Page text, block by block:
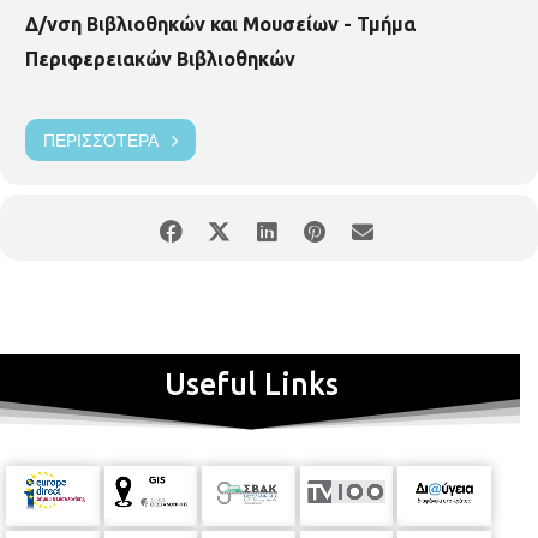
Δ/νση Βιβλιοθηκών και Μουσείων - Τμήμα
Περιφερειακών Βιβλιοθηκών
ΠΕΡΙΣΣΌΤΕΡΑ
Useful Links